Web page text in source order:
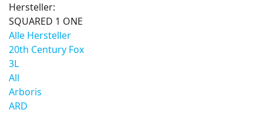
Hersteller:
SQUARED 1 ONE
Alle Hersteller
20th Century Fox
3L
All
Arboris
ARD